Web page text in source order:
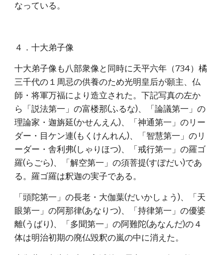
なっている。
４．十大弟子像
十大弟子像も八部衆像と同時に天平六年（734）橘
三千代の１周忌の供養のため光明皇后が願主、仏
師・将軍万福により造立された。下記写真の左か
ら「説法第一」の富楼那(ふるな)、「論議第一」の
理論家・迦旃延(かせんえん)、「神通第一」のリー
ダー・目ケン連(もくけんれん)、「智慧第一」のリ
ーダー・舎利弗(しゃりほつ)、「戒行第一」の羅ゴ
羅(らごら)、「解空第一」の須菩提(すぼだい)であ
る。羅ゴ羅は釈迦の実子である。
「頭陀第一」の長老・大伽葉(だいかしょう)、「天
眼第一」の阿那律(あなりつ)、「持律第一」の優婆
離(うばり)、「多聞第一」の阿難陀(あなんだ)の４
体は明治初期の廃仏毀釈の嵐の中に消えた。